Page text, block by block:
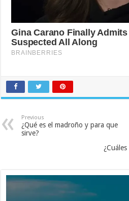
Previous
¿Qué es el madroño y para que
sirve?